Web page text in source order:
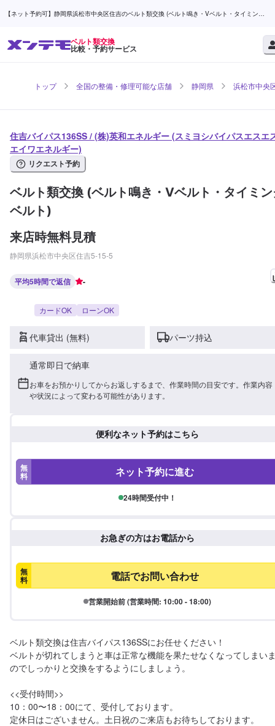
【ネット予約可】静岡県浜松市中央区住吉のベルト類交換 (ベルト鳴き・Vベルト・タイミング
ベルト類交換
比較・予約サービス
トップ 全国の整備・修理可能な店舗 静岡県 浜松市中央
住吉バイパス136SS / (株)英和エネルギー (スミヨシバイパスエスエ
エイワエネルギー)
リクエスト予約
ベルト類交換 (ベルト鳴き・Vベルト・タイミ
ベルト)
来店時無料見積
静岡県浜松市中央区住吉5-15-5
平均5時間で返信 -
カードOK ローンOK
代車貸出 (無料) パーツ持込
通常即日で納車
お車をお預かりしてからお返しするまで、作業時間の目安です。作業内容
や状況によって変わる可能性があります。
便利なネット予約はこちら
無
料 ネット予約に進む
24時間受付中！
お急ぎの方はお電話から
無
料 電話でお問い合わせ
営業開始前 (営業時間: 10:00 - 18:00)
ベルト類交換は住吉バイパス136SSにお任せください！
ベルトが切れてしまうと車は正常な機能を果たせなくなってしまい
のでしっかりと交換をするようにしましょう。
<<受付時間>>
10：00〜18：00にて、受付しております。
定休日はございません。土日祝のご来店もお待ちしております。